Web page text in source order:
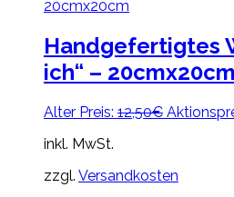
auf.
Die
Optionen
auf
werden
Handgefertigtes
ich“ – 20cmx20cm
Alter Preis: 12,50€
inkl. MwSt.
zzgl. Versandkosten